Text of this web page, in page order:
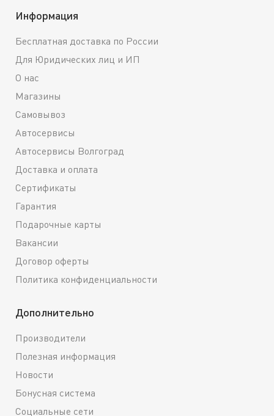
Информация
Бесплатная доставка по России
Для Юридических лиц и ИП
О нас
Магазины
Самовывоз
Автосервисы
Автосервисы Волгоград
Доставка и оплата
Сертификаты
Гарантия
Подарочные карты
Вакансии
Договор оферты
Политика конфиденциальности
Дополнительно
Производители
Полезная информация
Новости
Бонусная система
Социальные сети